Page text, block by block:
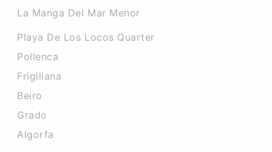
La Manga Del Mar Menor
Playa De Los Locos Quarter
Pollenca
Frigiliana
Beiro
Grado
Algorfa